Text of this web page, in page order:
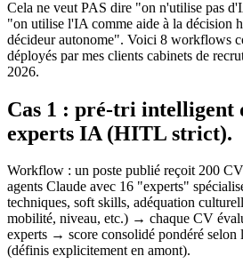
Cela ne veut PAS dire "on n'utilise pas
"on utilise l'IA comme aide à la décision
décideur autonome". Voici 8 workflows
déployés par mes clients cabinets de
2026.
Cas 1 : pré-tri intelligent
experts IA (HITL strict).
Workflow : un poste publié reçoit 200
agents Claude avec 16 "experts"
techniques, soft skills, adéquation
mobilité, niveau, etc.) → chaque CV
experts → score consolidé pondéré selon
(définis explicitement en amont).